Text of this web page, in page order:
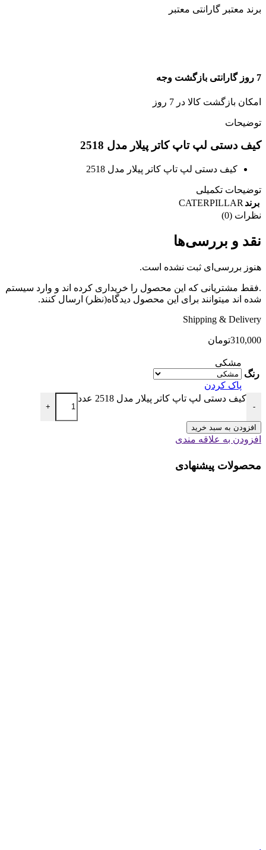
برند معتبر گارانتی معتبر
7 روز گارانتی بازگشت وجه
امکان بازگشت کالا در 7 روز
توضیحات
کیف دستی لپ تاپ کاتر پیلار مدل 2518
کیف دستی لپ تاپ کاتر پیلار مدل 2518
توضیحات تکمیلی
برند CATERPILLAR
نظرات (0)
نقد و بررسی‌ها
هنوز بررسی‌ای ثبت نشده است.
.فقط مشتریانی که این محصول را خریداری کرده اند و وارد سیستم
شده اند میتوانند برای این محصول دیدگاه(نظر) ارسال کنند.
Shipping & Delivery
310,000تومان
رنگ
مشکی
پاک کردن
-
کیف دستی لپ تاپ کاتر پیلار مدل 2518 عدد
+
افزودن به سبد خرید
افزودن به علاقه مندی
محصولات پیشنهادی